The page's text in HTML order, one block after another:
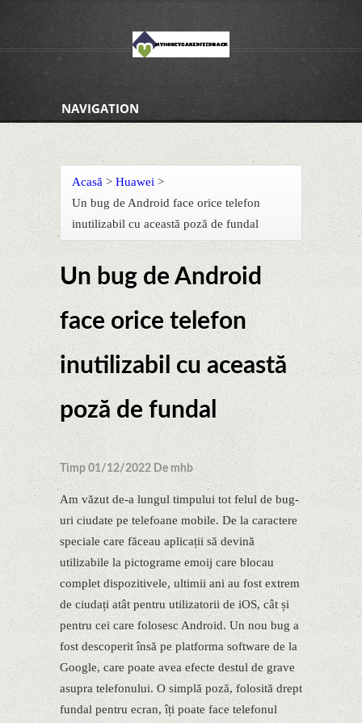
NAVIGATION
Acasă > Huawei >
Un bug de Android face orice telefon
inutilizabil cu această poză de fundal
Un bug de Android
face orice telefon
inutilizabil cu această
poză de fundal
Timp 01/12/2022 De mhb
Am văzut de-a lungul timpului tot felul de bug-
uri ciudate pe telefoane mobile. De la caractere
speciale care făceau aplicații să devină
utilizabile la pictograme emoij care blocau
complet dispozitivele, ultimii ani au fost extrem
de ciudați atât pentru utilizatorii de iOS, cât și
pentru cei care folosesc Android. Un nou bug a
fost descoperit însă pe platforma software de la
Google, care poate avea efecte destul de grave
asupra telefonului. O simplă poză, folosită drept
fundal pentru ecran, îți poate face telefonul